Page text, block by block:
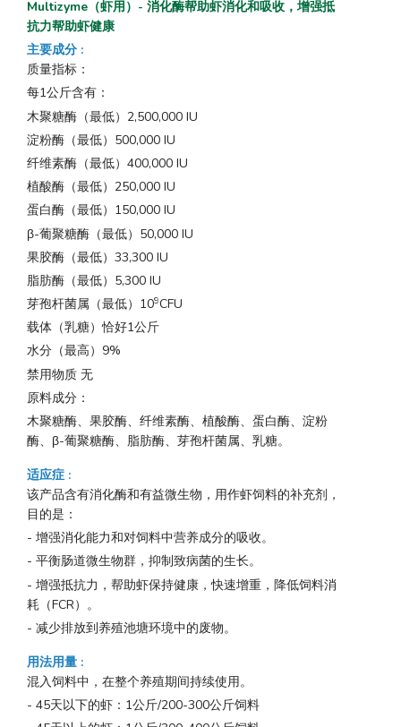
Multizyme（虾用）- 消化酶帮助虾消化和吸收，增强抵
抗力帮助虾健康
主要成分 :
质量指标：
每1公斤含有：
木聚糖酶（最低）2,500,000 IU
淀粉酶（最低）500,000 IU
纤维素酶（最低）400,000 IU
植酸酶（最低）250,000 IU
蛋白酶（最低）150,000 IU
β-葡聚糖酶（最低）50,000 IU
果胶酶（最低）33,300 IU
脂肪酶（最低）5,300 IU
芽孢杆菌属（最低）109CFU
载体（乳糖）恰好1公斤
水分（最高）9%
禁用物质 无
原料成分：
木聚糖酶、果胶酶、纤维素酶、植酸酶、蛋白酶、淀粉
酶、β-葡聚糖酶、脂肪酶、芽孢杆菌属、乳糖。
适应症 :
该产品含有消化酶和有益微生物，用作虾饲料的补充剂，
目的是：
- 增强消化能力和对饲料中营养成分的吸收。
- 平衡肠道微生物群，抑制致病菌的生长。
- 增强抵抗力，帮助虾保持健康，快速增重，降低饲料消
耗（FCR）。
- 减少排放到养殖池塘环境中的废物。
用法用量 :
混入饲料中，在整个养殖期间持续使用。
- 45天以下的虾：1公斤/200-300公斤饲料